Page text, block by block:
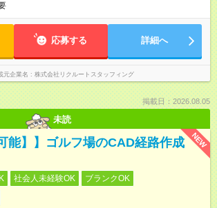
応募する 詳細へ
元企業名 株式会社リクルートスタッフィング
掲載日：2026.08.05
未読
NEW
能】】ゴルフ場のCAD経路作成
社会人未経験OK
ブランクOK